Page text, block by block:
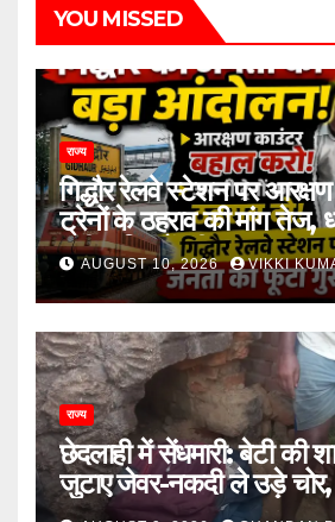
YOU MISSED
राज्य
गिद्धौर रेलवे स्टेशन पर
ट्रेनों के ठहराव की मांग तेज,
उठी यात्रियों की आवाज
AUGUST 10, 2026 VIKKI
राज्य
छेदलाही में सेंधमारी: बेटी की
जुटाए जेवर-नकदी ले उड़े चोर,
कोहराम